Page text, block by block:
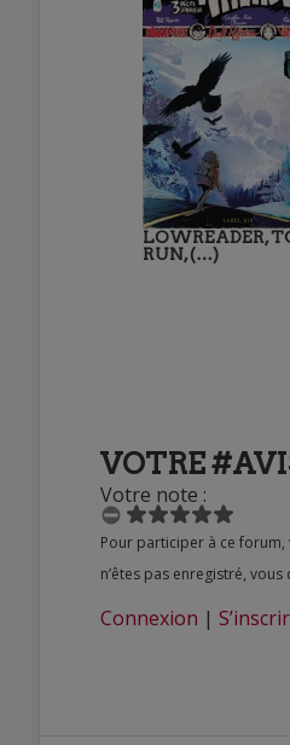
LOWREADER,
RUN, (…)
VOTRE
Votre note :
Pour participer à ce forum, vous devez vous enregistrer au préalable. Merci d’indiquer ci-dessous l’identifiant personnel qui vous a été fourni. Si vous
n’êtes pas enregistré,
Connexion |